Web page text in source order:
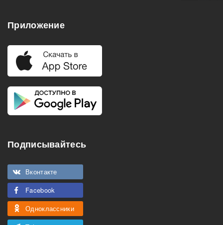
Приложение
Подписывайтесь
Вконтакте
Facebook
Одноклассники